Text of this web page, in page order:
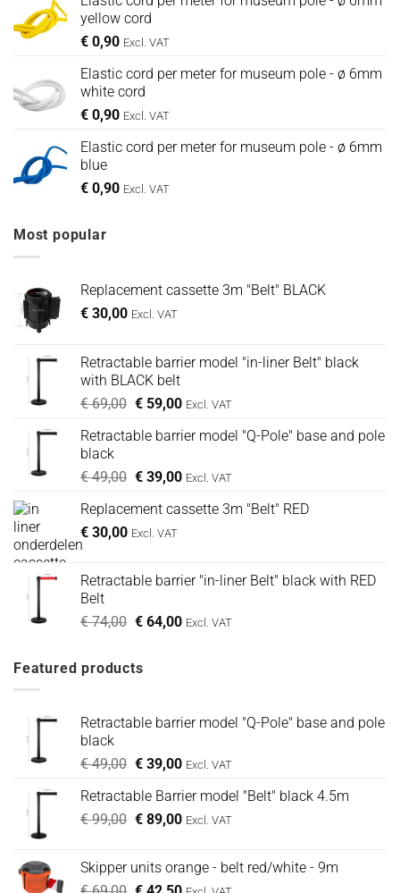
yellow cord
€ 0,90 Excl. VAT
Elastic cord per meter for museum pole - ø 6mm
white cord
€ 0,90 Excl. VAT
Elastic cord per meter for museum pole - ø 6mm
blue
€ 0,90 Excl. VAT
Most popular
Replacement cassette 3m "Belt" BLACK
€ 30,00 Excl. VAT
Retractable barrier model "in-liner Belt" black
with BLACK belt
€69,00 Oorspronkelijke
was:
€59,00Huidige
is:
Excl. VAT
Retractable barrier model "Q-Pole" base and pole
black
€49,00 Oorspronkelijke
was:
€ 49,00.
€39,00Huidige
is:
Excl. VAT
Replacement cassette 3m "Belt" RED
€ 30,00 Excl. VAT
Retractable barrier "in-liner Belt" black with RED
Belt
€74,00 Oorspronkelijke
€ 74,00.
€64,00Huidige
Excl. VAT
Featured products
Retractable barrier model "Q-Pole" base and pole
black
€49,00 Oorspronkelijke
was:
€ 49,00.
€39,00Huidige
is:
€ 39,00.
Excl. VAT
Retractable Barrier model "Belt" black 4.5m
€99,00 Oorspronkelijke
€ 99,00.
€89,00Huidige
€ 89,00.
Excl. VAT
Skipper units orange - belt red/white - 9m